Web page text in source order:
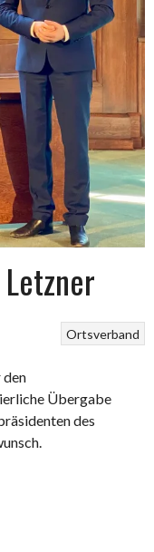
Ortsverband
den
Übergabe
des